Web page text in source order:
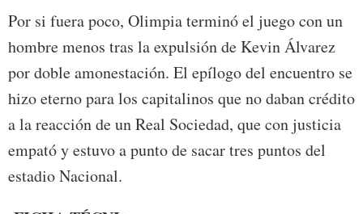
Por si fuera poco, Olimpia terminó el juego con un
hombre menos tras la expulsión de Kevin Álvarez
por doble amonestación. El epílogo del encuentro se
hizo eterno para los capitalinos que no daban crédito
a la reacción de un Real Sociedad, que con justicia
empató y estuvo a punto de sacar tres puntos del
estadio Nacional.